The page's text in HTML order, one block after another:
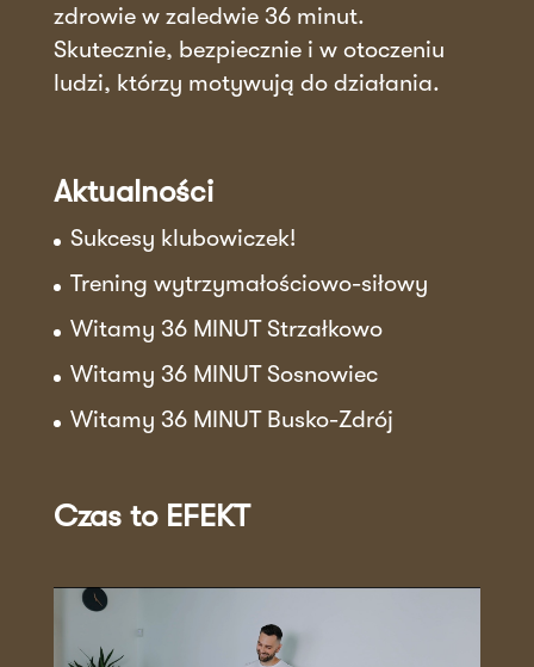
zdrowie w zaledwie 36 minut.
Skutecznie, bezpiecznie i w otoczeniu
ludzi, którzy motywują do działania.
Aktualności
Sukcesy klubowiczek!
Trening wytrzymałościowo-siłowy
Witamy 36 MINUT Strzałkowo
Witamy 36 MINUT Sosnowiec
Witamy 36 MINUT Busko-Zdrój
Czas to EFEKT